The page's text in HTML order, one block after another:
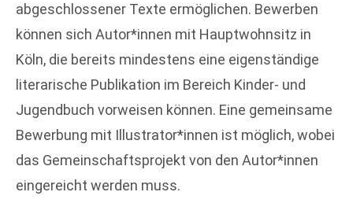
abgeschlossener Texte ermöglichen. Bewerben
können sich Autor*innen mit Hauptwohnsitz in
Köln, die bereits mindestens eine eigenständige
literarische Publikation im Bereich Kinder- und
Jugendbuch vorweisen können. Eine gemeinsame
Bewerbung mit Illustrator*innen ist möglich, wobei
das Gemeinschaftsprojekt von den Autor*innen
eingereicht werden muss.